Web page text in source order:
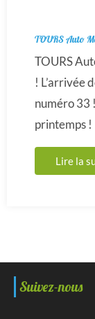
TOURS Auto
TOURS
! L’arrivée
numéro 33
printemps !
Lire la
Suivez-nous